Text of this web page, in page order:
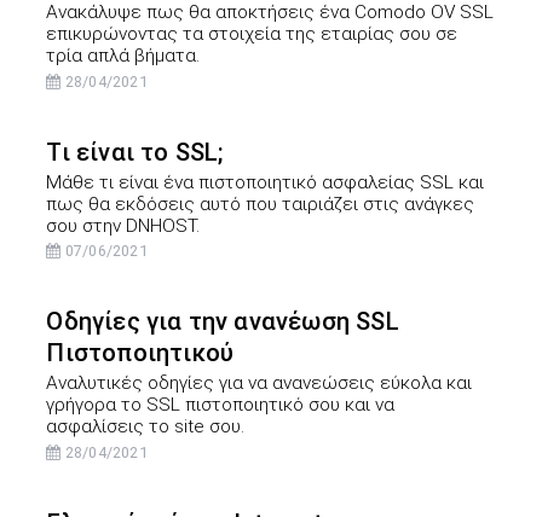
Ανακάλυψε πως θα αποκτήσεις ένα Comodo OV SSL
επικυρώνοντας τα στοιχεία της εταιρίας σου σε
τρία απλά βήματα.
28/04/2021
Τι είναι το SSL;
Μάθε τι είναι ένα πιστοποιητικό ασφαλείας SSL και
πως θα εκδόσεις αυτό που ταιριάζει στις ανάγκες
σου στην DNHOST.
07/06/2021
Οδηγίες για την ανανέωση SSL
Πιστοποιητικού
Αναλυτικές οδηγίες για να ανανεώσεις εύκολα και
γρήγορα το SSL πιστοποιητικό σου και να
ασφαλίσεις το site σου.
28/04/2021